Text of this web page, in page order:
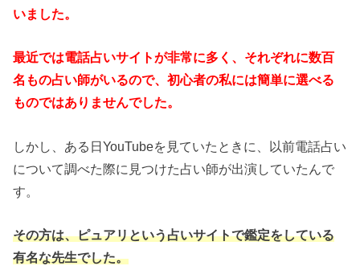
いました。
最近では電話占いサイトが非常に多く、それぞれに数百
名もの占い師がいるので、初心者の私には簡単に選べる
ものではありませんでした。
しかし、ある日YouTubeを見ていたときに、以前電話占い
について調べた際に見つけた占い師が出演していたんで
す。
その方は、ピュアリという占いサイトで鑑定をしている
有名な先生でした。